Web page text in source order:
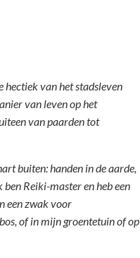
hectiek van het stadsleven
van leven op het
van paarden tot
buiten: handen in de aarde,
Reiki-master en heb een
een zwak voor
of in mijn groentetuin of op